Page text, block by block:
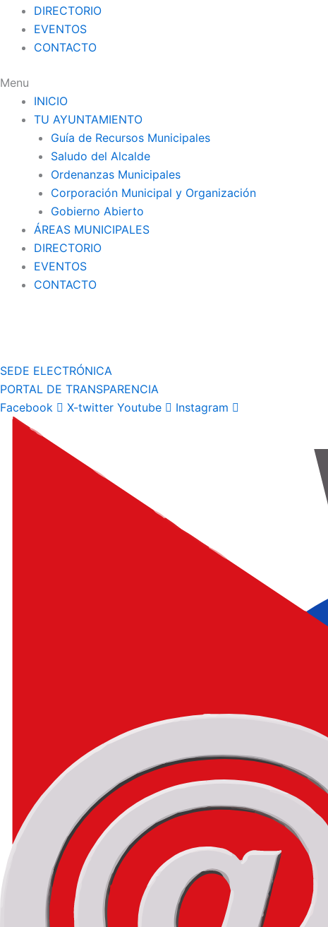
DIRECTORIO
EVENTOS
CONTACTO
Menu
INICIO
TU AYUNTAMIENTO
Guía de Recursos Municipales
Saludo del Alcalde
Ordenanzas Municipales
Corporación Municipal y Organización
Gobierno Abierto
ÁREAS MUNICIPALES
DIRECTORIO
EVENTOS
CONTACTO
SEDE ELECTRÓNICA
PORTAL DE TRANSPARENCIA
Facebook
X-twitter Youtube Instagram